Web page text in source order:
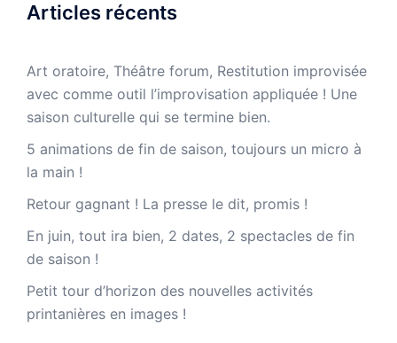
Articles récents
Art oratoire, Théâtre forum, Restitution improvisée
avec comme outil l’improvisation appliquée ! Une
saison culturelle qui se termine bien.
5 animations de fin de saison, toujours un micro à
la main !
Retour gagnant ! La presse le dit, promis !
En juin, tout ira bien, 2 dates, 2 spectacles de fin
de saison !
Petit tour d’horizon des nouvelles activités
printanières en images !